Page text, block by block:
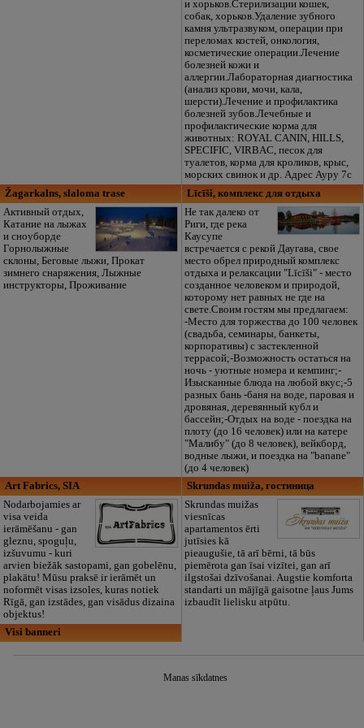
и хорьков.Стерилизации кошек,
собак, хорьков.Удаление зубного
камня ультразвуком, операции при
переломах костей, онкология,
косметические операции.Лечение
болезней кожи и
аллергии.Лабораторная диагностика
(анализ крови, мочи, кала,
шерсти).Лечение и профилактика
болезней зубов.Лечебные и
профилактические корма для
животных: ROYAL CANIN, HILLS,
SPECIFIC, VIRBAC, песок для
туалетов, корма для кроликов, крыс,
морских свинок и др. Адрес Ауру 7с
Žagarkalns, slaloma trase
Активный отдых,
Катание на лыжах
и сноуборде
Горнолыжные
склоны, Беговые лыжи, Прокат
зимнего снаряжения, Лыжные
инструкторы, Проживание
Līcīši, комплекс для отдыха
Не так далеко от
Риги, где река
Каусупе
встречается с рекой Даугава, свое
место обрел природный комплекс
отдыха и релаксации "Līcīši" - место
созданное человеком и природой,
которому нет равных не где на
свете.Своим гостям мы предлагаем:
-Место для торжества до 100 человек
(свадьба, семинары, банкеты,
корпоративы) с застекленной
террасой;-Возможность остаться на
ночь - уютные номера и кемпинг;-
Изысканные блюда на любой вкус;-5
разных бань -баня на воде, паровая и
дровяная, деревянный кубл и
бассейн;-Отдых на воде - поездка на
плоту (до 16 человек) или на катере
"Малибу" (до 8 человек), вейкборд,
водные лыжи, и поездка на "banane"
(до 4 человек)
Art Fabrics, SIA
Nodarbojamies ar
visa veida
ierāmēšanu - gan
gleznu, spoguļu,
izšuvumu - kuri
arvien biežāk sastopami, gan gobelēnu,
plakātu! Mūsu praksē ir ierāmēt un
noformēt visas izsoles, kuras notiek
Rīgā, gan izstādes, gan visādus dizaina
objektus!
Skrundas muiža, гостиница
Skrundas muižas
viesnīcas
apartamentos ērti
jutīsies kā
pieaugušie, tā arī bērni, tā būs
piemērota gan īsai vizītei, gan arī
ilgstošai dzīvošanai. Augstie komforta
standarti un mājīgā gaisotne ļaus Jums
izbaudīt lielisku atpūtu.
Visi banneri
Manas sīkdatnes